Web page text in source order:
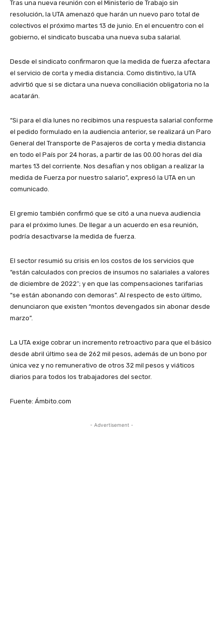
Tras una nueva reunión con el Ministerio de Trabajo sin
resolución, la UTA amenazó que harán un nuevo paro total de
colectivos el próximo martes 13 de junio. En el encuentro con el
gobierno, el sindicato buscaba una nueva suba salarial.
Desde el sindicato confirmaron que la medida de fuerza afectara
el servicio de corta y media distancia. Como distintivo, la UTA
advirtió que si se dictara una nueva conciliación obligatoria no la
acatarán.
“Si para el día lunes no recibimos una respuesta salarial conforme
el pedido formulado en la audiencia anterior, se realizará un Paro
General del Transporte de Pasajeros de corta y media distancia
en todo el País por 24 horas, a partir de las 00.00 horas del día
martes 13 del corriente. Nos desafían y nos obligan a realizar la
medida de Fuerza por nuestro salario”, expresó la UTA en un
comunicado.
El gremio también confirmó que se citó a una nueva audiencia
para el próximo lunes. De llegar a un acuerdo en esa reunión,
podría desactivarse la medida de fuerza.
El sector resumió su crisis en los costos de los servicios que
“están calculados con precios de insumos no salariales a valores
de diciembre de 2022″; y en que las compensaciones tarifarias
“se están abonando con demoras”. Al respecto de esto último,
denunciaron que existen “montos devengados sin abonar desde
marzo”.
La UTA exige cobrar un incremento retroactivo para que el básico
desde abril último sea de 262 mil pesos, además de un bono por
única vez y no remunerativo de otros 32 mil pesos y viáticos
diarios para todos los trabajadores del sector.
Fuente: Ámbito.com
- Advertisement -